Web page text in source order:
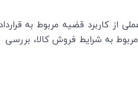
از کاربرد قضیه مربوط به
به شرایط فروش کالا،